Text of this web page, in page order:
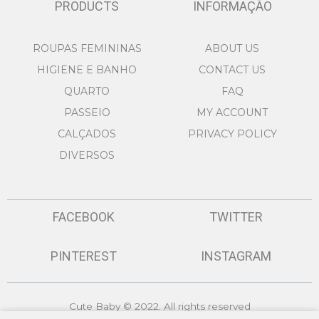
PRODUCTS
ROUPAS FEMININAS
HIGIENE E BANHO
QUARTO
PASSEIO
CALÇADOS
DIVERSOS
INFORMAÇÃO
ABOUT US
CONTACT US
FAQ
MY ACCOUNT
PRIVACY POLICY
FACEBOOK TWITTER
PINTEREST INSTAGRAM
Cute Baby © 2022. All rights reserved